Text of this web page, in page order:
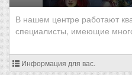
В нашем центре работают
специалисты, имеющие
Информация для вас.